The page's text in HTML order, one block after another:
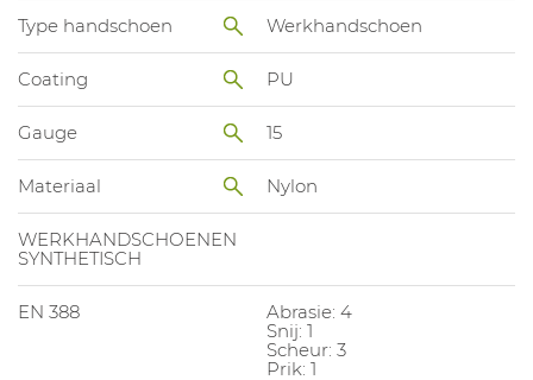
Type handschoen Werkhandschoen
Coating PU
Gauge 15
Materiaal Nylon
WERKHANDSCHOENEN
SYNTHETISCH
EN 388
Abrasie: 4
Snij: 1
Scheur: 3
Prik: 1